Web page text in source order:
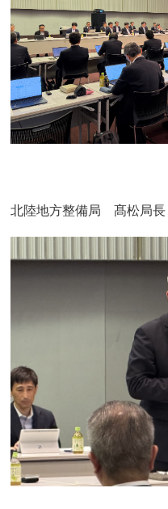
北陸地方整備局 髙松局長